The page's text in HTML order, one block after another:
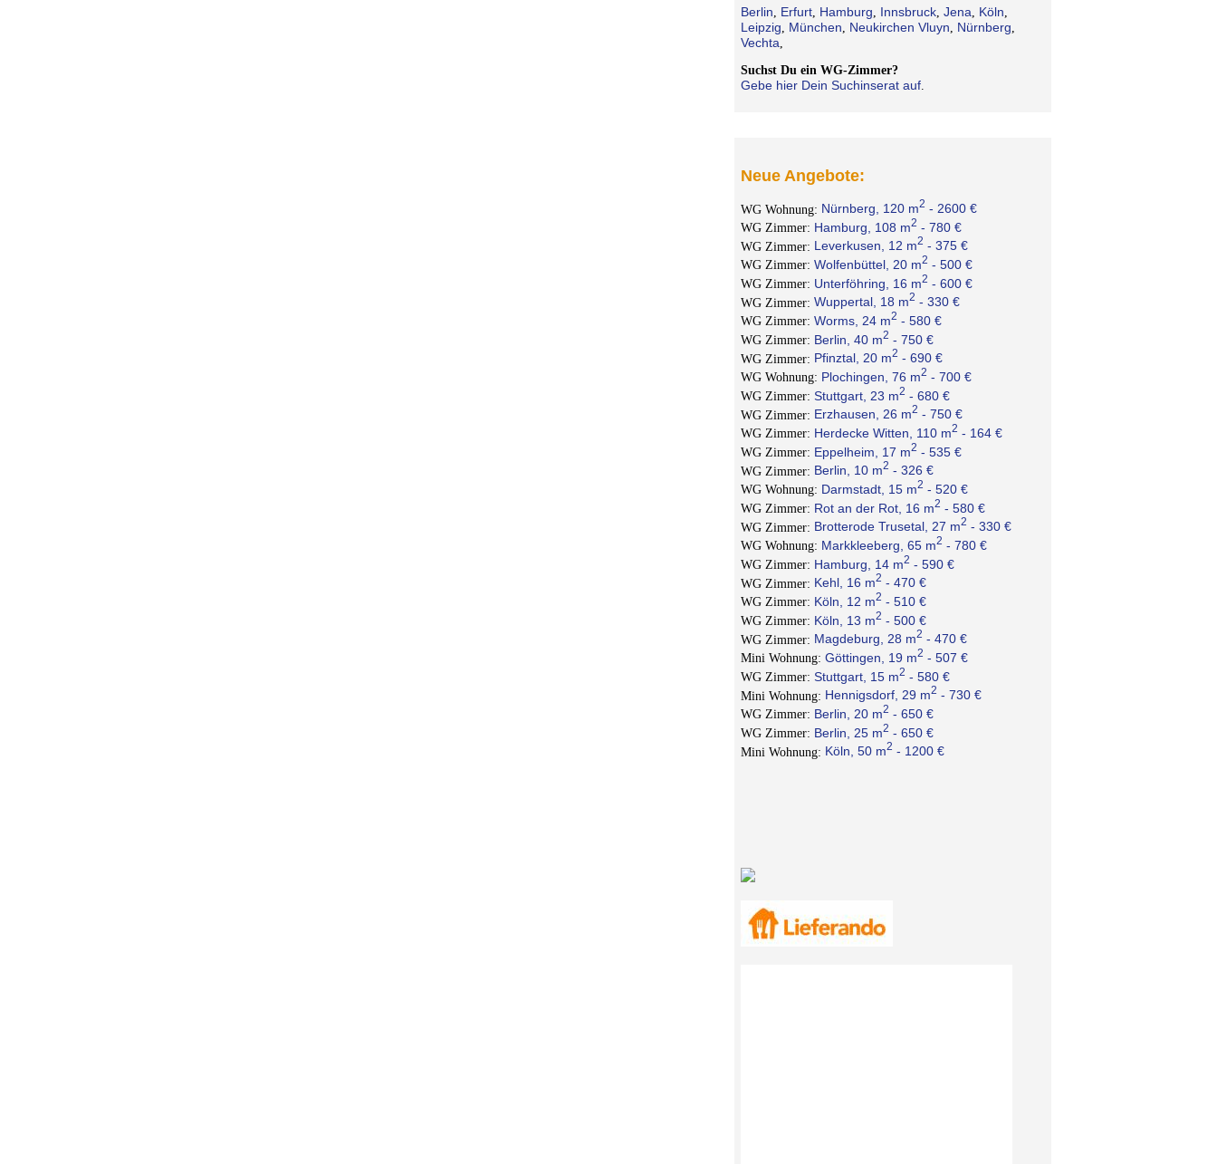
Berlin Erfurt, Hamburg Innsbruck, Jena Köln
Leipzig München Neukirchen Vluyn Nürnberg
Vechta
Suchst Du ein WG-Zimmer?
Gebe hier Dein Suchinserat auf.
Neue Angebote:
WG Wohnung: Nürnberg, 120 m2 - 2600 €
WG Zimmer: Hamburg, 108 m2 - 780 €
WG Zimmer: Leverkusen, 12 m2 - 375 €
WG Zimmer: Wolfenbüttel, 20 m2 - 500 €
WG Zimmer: Unterföhring, 16 m2 - 600 €
WG Zimmer: Wuppertal, 18 m2 - 330 €
WG Zimmer: Worms, 24 m2 - 580 €
WG Zimmer: Berlin, 40 m2 - 750 €
WG Zimmer: Pfinztal, 20 m2 - 690 €
WG Wohnung: Plochingen, 76 m2 - 700 €
WG Zimmer: Stuttgart, 23 m2 - 680 €
WG Zimmer: Erzhausen, 26 m2 - 750 €
WG Zimmer: Herdecke Witten, 110 m2 - 164 €
WG Zimmer: Eppelheim, 17 m2 - 535 €
WG Zimmer: Berlin, 10 m2 - 326 €
WG Wohnung: Darmstadt, 15 m2 - 520 €
WG Zimmer: Rot an der Rot, 16 m2 - 580 €
WG Zimmer: Brotterode Trusetal, 27 m2 - 330 €
WG Wohnung: Markkleeberg, 65 m2 - 780 €
WG Zimmer: Hamburg, 14 m2 - 590 €
WG Zimmer: Kehl, 16 m2 - 470 €
WG Zimmer: Köln, 12 m2 - 510 €
WG Zimmer: Köln, 13 m2 - 500 €
WG Zimmer: Magdeburg, 28 m2 - 470 €
Mini Wohnung: Göttingen, 19 m2 - 507 €
WG Zimmer: Stuttgart, 15 m2 - 580 €
Mini Wohnung: Hennigsdorf, 29 m2 - 730 €
WG Zimmer: Berlin, 20 m2 - 650 €
WG Zimmer: Berlin, 25 m2 - 650 €
Mini Wohnung: Köln, 50 m2 - 1200 €